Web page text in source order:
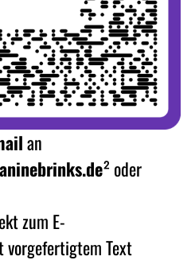
an
² oder
zum E-
vorgefertigtem Text